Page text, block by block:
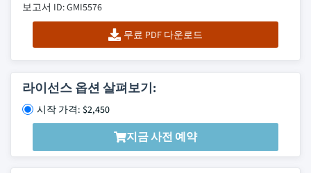
보고서 ID: GMI5576
무료 PDF 다운로드
라이선스 옵션 살펴보기:
시작 가격: $2,450
지금 사전 예약